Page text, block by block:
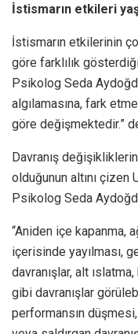
İstismarın etkileri
İstismarın etkilerinin
göre farklılık
Psikolog Seda
algılamasına, fark
göre değişmektedir.”
Davranış
olduğunun altını çizen
Psikolog Seda
“Aniden içe kapanma,
içerisinde yayılması,
davranışlar, alt
gibi davranışlar
performansın